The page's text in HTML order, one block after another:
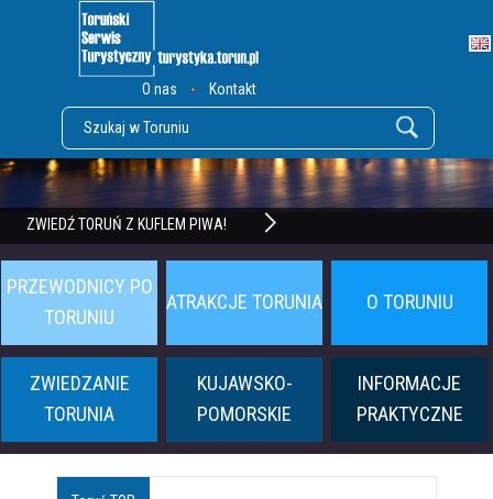
O nas Kontakt
ZWIEDŹ TORUŃ Z KUFLEM PIWA!
POZNAJ TWIERDZĘ TORUŃ
PRZEWODNICY PO
TORUNIU
ATRAKCJE TORUNIA O TORUNIU
ZWIEDZANIE
TORUNIA
KUJAWSKO-
POMORSKIE
INFORMACJE
PRAKTYCZNE